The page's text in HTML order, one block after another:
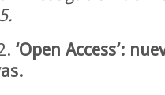
‘Open Access’: